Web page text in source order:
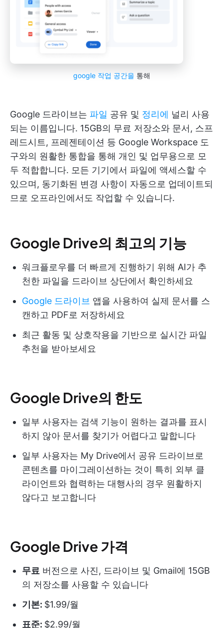
google 작업 공간을 통해
Google 드라이브는 파일 공유 및 정리에 널리 사용
되는 이름입니다. 15GB의 무료 저장소와 문서, 스프
레드시트, 프레젠테이션 등 Google Workspace 도
구와의 원활한 통합을 통해 개인 및 업무용으로 모
두 적합합니다. 모든 기기에서 파일에 액세스할 수
있으며, 동기화된 변경 사항이 자동으로 업데이트되
므로 오프라인에서도 작업할 수 있습니다.
Google Drive의 최고의 기능
워크플로우를 더 빠르게 진행하기 위해 AI가 추
천한 파일을 드라이브 상단에서 확인하세요
Google 드라이브 앱을 사용하여 실제 문서를 스
캔하고 PDF로 저장하세요
최근 활동 및 상호작용을 기반으로 실시간 파일
추천을 받아보세요
Google Drive의 한도
일부 사용자는 검색 기능이 원하는 결과를 표시
하지 않아 문서를 찾기가 어렵다고 말합니다
일부 사용자는 My Drive에서 공유 드라이브로
콘텐츠를 마이그레이션하는 것이 특히 외부 클
라이언트와 협력하는 대행사의 경우 원활하지
않다고 보고합니다
Google Drive 가격
무료 버전으로 사진, 드라이브 및 Gmail에 15GB
의 저장소를 사용할 수 있습니다
기본: $1.99/월
표준: $2.99/월